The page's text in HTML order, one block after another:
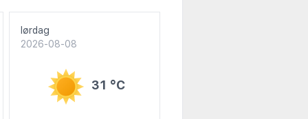
lørdag
2026-08-08
31 °C